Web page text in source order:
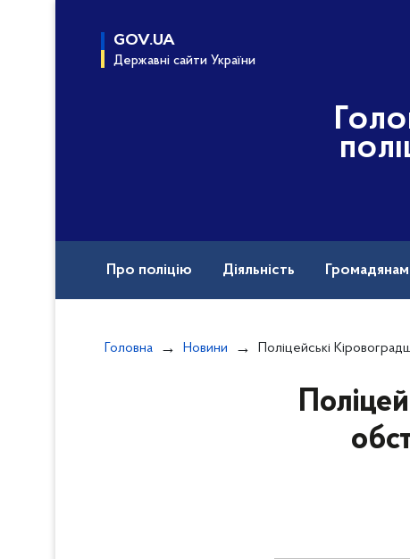
GOV.UA
Державні сайти України
Про поліцію Діяльність Громадянам
Головна Новини Поліцейські Кіровоградщини встановлюють